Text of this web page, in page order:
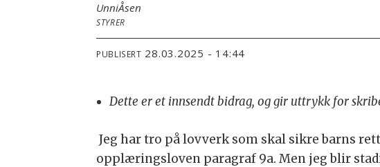
UnniÅsen
STYRER
PUBLISERT 28.03.2025 - 14:44
Dette er et innsendt bidrag, og gir uttrykk for
Jeg har tro på lovverk som skal sikre barns
opplæringsloven paragraf 9a. Men jeg blir